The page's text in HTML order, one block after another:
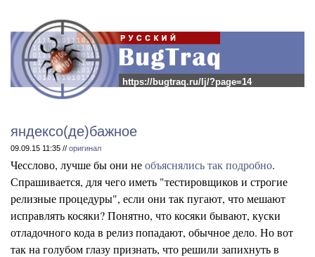
https://bugtraq.ru/lj/?page=14
яндексо(де)бажное
09.09.15 11:35 // оригинал
Чесслово, лучше бы они необъяснялись так подробно.
Спрашивается, для чего иметь "тестировщиков и строгие
релизные процедуры", если они так пугают, что мешают
исправлять косяки? Понятно, что косяки бывают, куски
отладочного кода в релиз попадают, обычное дело. Но вот
так на голубом глазу признать, что решили запихнуть в